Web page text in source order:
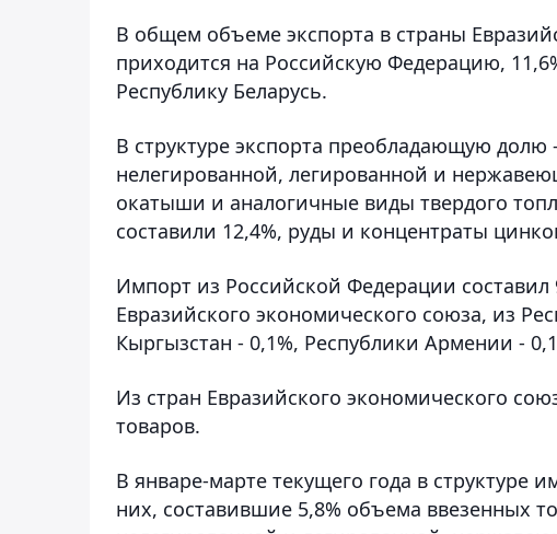
В общем объеме экспорта в страны
приходится на Российскую Федерацию,
Республику Беларусь.
В структуре экспорта преобладающую долю
нелегированной, легированной и
окатыши и аналогичные виды твердого
составили 12,4%, руды и концентраты
Импорт из Российской Федерации
Евразийского экономического союза, из
Кыргызстан - 0,1%, Республики Армении -
Из стран Евразийского экономического
товаров.
В январе-марте текущего года в структуре
них, составившие 5,8% объема ввезенных